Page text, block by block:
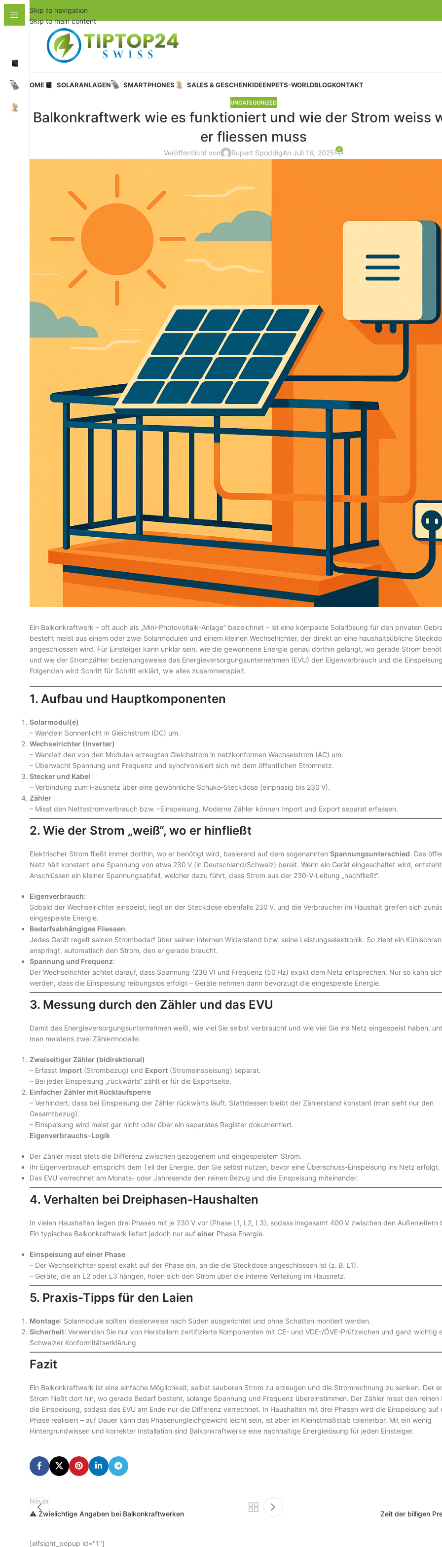
Skip to navigation
Skip to main content
HOME SOLARANLAGEN SMARTPHONES SALES & GESCHENKIDEENPETS-WORLDBLOGKONTAKT
UNCATEGORIZED
Balkonkraftwerk wie es funktioniert und wie der Strom weiss
er fliessen muss
Veröffentlicht von Rupert SpoddigAn Juli 16, 2025 0
Ein Balkonkraftwerk – oft auch als „Mini-Photovoltaik-Anlage“ bezeichnet – ist eine kompakte Solarlösung für den privaten
besteht meist aus einem oder zwei Solarmodulen und einem kleinen Wechselrichter, der direkt an eine haushaltsübliche
angeschlossen wird. Für Einsteiger kann unklar sein, wie die gewonnene Energie genau dorthin gelangt, wo gerade Strom
und wie der Stromzähler beziehungsweise das Energieversorgungsunternehmen (EVU) den Eigenverbrauch und die
Folgenden wird Schritt für Schritt erklärt, wie alles zusammenspielt.
1. Aufbau und Hauptkomponenten
Solarmodul(e)
– Wandeln Sonnenlicht in Gleichstrom (DC) um.
Wechselrichter (Inverter)
– Wandelt den von den Modulen erzeugten Gleichstrom in netzkonformen Wechselstrom (AC) um.
– Überwacht Spannung und Frequenz und synchronisiert sich mit dem öffentlichen Stromnetz.
Stecker und Kabel
– Verbindung zum Hausnetz über eine gewöhnliche Schuko‑Steckdose (einphasig bis 230 V).
Zähler
– Misst den Nettostromverbrauch bzw. –Einspeisung. Moderne Zähler können Import und Export separat erfassen.
2. Wie der Strom „weiß“, wo er hinfließt
Elektrischer Strom fließt immer dorthin, wo er benötigt wird, basierend auf dem sogenannten Spannungsunterschied. Das
Netz hält konstant eine Spannung von etwa 230 V (in Deutschland/Schweiz) bereit. Wenn ein Gerät eingeschaltet wird,
Anschlüssen ein kleiner Spannungsabfall, welcher dazu führt, dass Strom aus der 230‑V‑Leitung „nachfließt“.
Eigenverbrauch:
Sobald der Wechselrichter einspeist, liegt an der Steckdose ebenfalls 230 V, und die Verbraucher im Haushalt greifen sich
eingespeiste Energie.
Bedarfsabhängiges Fliessen:
Jedes Gerät regelt seinen Strombedarf über seinen internen Widerstand bzw. seine Leistungselektronik. So zieht ein
anspringt, automatisch den Strom, den er gerade braucht.
Spannung und Frequenz:
Der Wechselrichter achtet darauf, dass Spannung (230 V) und Frequenz (50 Hz) exakt dem Netz entsprechen. Nur so kann
werden, dass die Einspeisung reibungslos erfolgt – Geräte nehmen dann bevorzugt die eingespeiste Energie.
3. Messung durch den Zähler und das EVU
Damit das Energieversorgungsunternehmen weiß, wie viel Sie selbst verbraucht und wie viel Sie ins Netz eingespeist haben,
man meistens zwei Zählermodelle:
Zweiseitiger Zähler (bidirektional)
– Erfasst Import (Strombezug) und Export (Stromeinspeisung) separat.
– Bei jeder Einspeisung „rückwärts“ zählt er für die Exportseite.
Einfacher Zähler mit Rücklaufsperre
– Verhindert, dass bei Einspeisung der Zähler rückwärts läuft. Stattdessen bleibt der Zählerstand konstant (man sieht nur den
Gesamtbezug).
– Einspeisung wird meist gar nicht oder über ein separates Register dokumentiert.
Eigenverbrauchs-Logik
Der Zähler misst stets die Differenz zwischen gezogenem und eingespeistem Strom.
Ihr Eigenverbrauch entspricht dem Teil der Energie, den Sie selbst nutzen, bevor eine Überschuss-Einspeisung ins Netz erfolgt.
Das EVU verrechnet am Monats- oder Jahresende den reinen Bezug und die Einspeisung miteinander.
4. Verhalten bei Dreiphasen-Haushalten
In vielen Haushalten liegen drei Phasen mit je 230 V vor (Phase L1, L2, L3), sodass insgesamt 400 V zwischen den Außenleitern
Ein typisches Balkonkraftwerk liefert jedoch nur auf einer Phase Energie.
Einspeisung auf einer Phase
– Der Wechselrichter speist exakt auf der Phase ein, an die die Steckdose angeschlossen ist (z. B. L1).
– Geräte, die an L2 oder L3 hängen, holen sich den Strom über die interne Verteilung im Hausnetz.
5. Praxis-Tipps für den Laien
Montage: Solarmodule sollten idealerweise nach Süden ausgerichtet und ohne Schatten montiert werden.
Sicherheit: Verwenden Sie nur von Herstellern zertifizierte Komponenten mit CE- und VDE-/ÖVE-Prüfzeichen und ganz wichtig
Schweizer Konformitätserklärung
Fazit
Ein Balkonkraftwerk ist eine einfache Möglichkeit, selbst sauberen Strom zu erzeugen und die Stromrechnung zu senken. Der
Strom fließt dort hin, wo gerade Bedarf besteht, solange Spannung und Frequenz übereinstimmen. Der Zähler misst den reinen
die Einspeisung, sodass das EVU am Ende nur die Differenz verrechnet. In Haushalten mit drei Phasen wird die Einspeisung auf
Phase realisiert – auf Dauer kann das Phasenungleichgewicht leicht sein, ist aber im Kleinstmaßstab tolerierbar. Mit ein wenig
Hintergrundwissen und korrekter Installation sind Balkonkraftwerke eine nachhaltige Energielösung für jeden Einsteiger.
Neuer
⚠️ Zwielichtige Angaben bei Balkonkraftwerken
Zeit der billigen
[elfsight_popup id="1"]